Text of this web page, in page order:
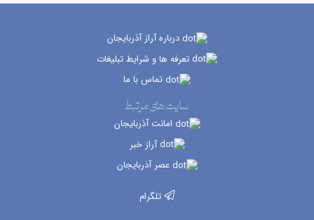
درباره آراز آذربایجان
تعرفه ها و شرایط تبلیغات
تماس با ما
سایت های مرتبط
امانت آذربایجان
آراز خبر
عصر آذربایجان
تلگرام